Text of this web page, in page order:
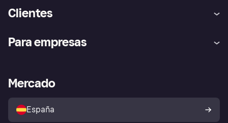
Clientes
Inicio de sesión
Directorio de tiendas
Política de protección al
comprador de Klarna
Reclamaciones
Para empresas
Acceso empresas
Mercado
España